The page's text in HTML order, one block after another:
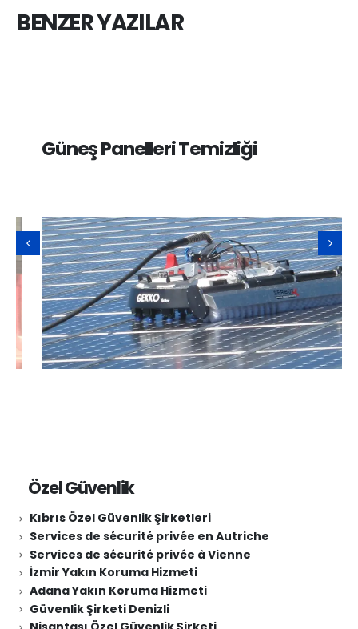
BENZER YAZILAR
Güneş Panelleri Temizliği
Özel Güvenlik
Kıbrıs Özel Güvenlik Şirketleri
Services de sécurité privée en Autriche
Services de sécurité privée à Vienne
İzmir Yakın Koruma Hizmeti
Adana Yakın Koruma Hizmeti
Güvenlik Şirketi Denizli